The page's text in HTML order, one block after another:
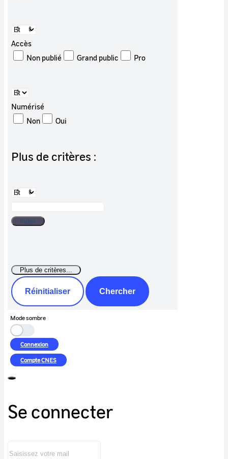
Accès
Non publié
Grand public Pro
Numérisé
Non
Oui
Plus de critères :
Réinitialiser Chercher
Mode sombre
Connexion
CompteCNES
Se connecter